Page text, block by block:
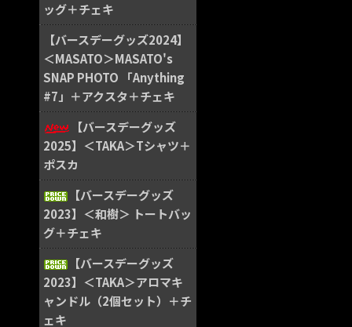
ッグ＋チェキ
【バースデーグッズ2024】
＜MASATO＞MASATO's
SNAP PHOTO 「Anything
#7」＋アクスタ＋チェキ
【バースデーグッズ
2025】＜TAKA＞Tシャツ＋
ポスカ
【バースデーグッズ
2023】＜和樹＞ トートバッ
グ＋チェキ
【バースデーグッズ
2023】＜TAKA＞アロマキ
ャンドル（2個セット）＋チ
ェキ